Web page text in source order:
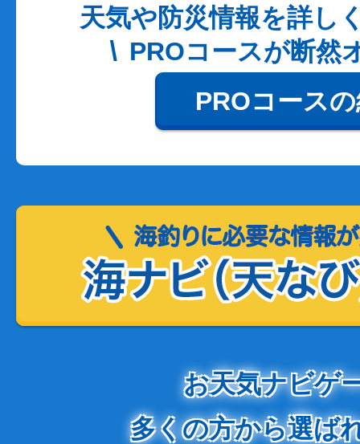
天気や防災情報を詳し
PROコースが断然
PROコース
お天気ナビゲ
多くの方から選ば